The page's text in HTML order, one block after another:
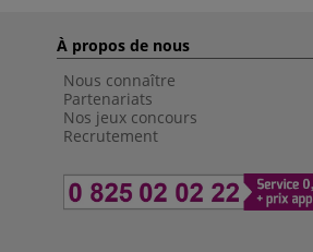
À propos de nous
Nous connaître
Partenariats
Nos jeux concours
Recrutement